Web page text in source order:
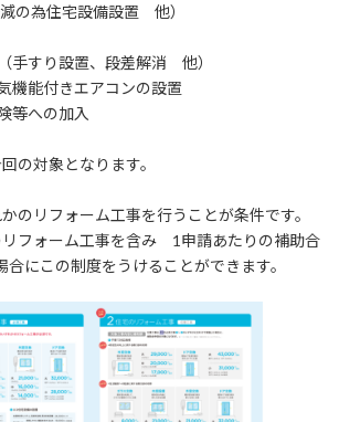
の為住宅設備設置 他）
手すり設置、段差解消 他）
機能付きエアコンの設置
等への加入
の対象となります。
のリフォーム工事を行うことが条件です。
リフォーム工事を含み 1申請あたりの補助合
にこの制度をうけることができます。